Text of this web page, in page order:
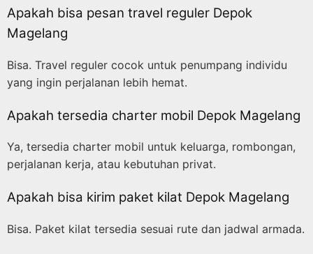
Apakah bisa pesan travel reguler Depok
Magelang
Bisa. Travel reguler cocok untuk penumpang individu
yang ingin perjalanan lebih hemat.
Apakah tersedia charter mobil Depok Magelang
Ya, tersedia charter mobil untuk keluarga, rombongan,
perjalanan kerja, atau kebutuhan privat.
Apakah bisa kirim paket kilat Depok Magelang
Bisa. Paket kilat tersedia sesuai rute dan jadwal armada.